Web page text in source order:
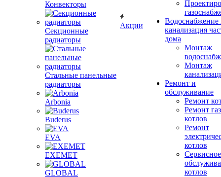
Конвекторы
Секционные
радиаторы
Стальные панельные
радиаторы
Arbonia
Buderus
EVA
EXEMET
GLOBAL
Акции
Водоснабжение
канализация
дома
Монтаж
Монтаж
Ремонт и
обслуживание
Ремонт
Ремонт
котлов
Ремонт
котлов
Сервисное
котлов